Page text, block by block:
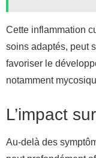
Cette inflammation
soins adaptés, peut
favoriser le
notamment
L’impact
Au-delà des